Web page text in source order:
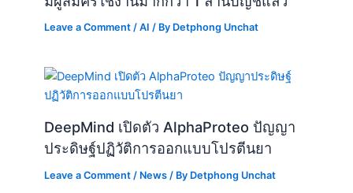
Leave a Comment /AI / By Detphong Unchat
DeepMind เปิดตัว AlphaProteo ปัญญา
ประดิษฐ์ปฏิวัติการออกแบบโปรตีนยา
Leave a Comment / News / By Detphong Unchat